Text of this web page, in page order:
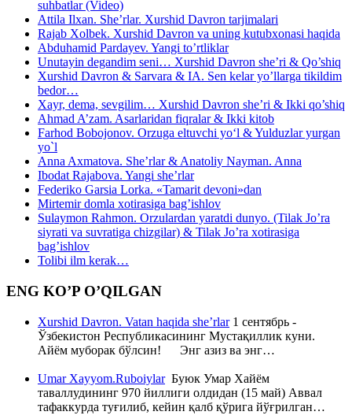
suhbatlar (Video)
Attila Ilxan. She’rlar. Xurshid Davron tarjimalari
Rajab Xolbek. Xurshid Davron va uning kutubxonasi haqida
Abduhamid Pardayev. Yangi to’rtliklar
Unutayin degandim seni… Xurshid Davron she’ri & Qo’shiq
Xurshid Davron & Sarvara & IA. Sen kelar yo’llarga tikildim
bedor…
Xayr, dema, sevgilim… Xurshid Davron she’ri & Ikki qo’shiq
Ahmad A’zam. Asarlaridan fiqralar & Ikki kitob
Farhod Bobojonov. Orzuga eltuvchi yo‘l & Yulduzlar yurgan
yo`l
Anna Axmatova. She’rlar & Anatoliy Nayman. Anna
Ibodat Rajabova. Yangi she’rlar
Federiko Garsia Lorka. «Tamarit devoni»dan
Mirtemir domla xotirasiga bag’ishlov
Sulaymon Rahmon. Orzulardan yaratdi dunyo. (Tilak Jo’ra
siyrati va suvratiga chizgilar) & Tilak Jo’ra xotirasiga
bag’ishlov
Tolibi ilm kerak…
ENG KO’P O’QILGAN
Xurshid Davron. Vatan haqida she’rlar1 сентябрь -
Ўзбекистон Республикасининг Мустақиллик куни.
Айём муборак бўлсин! Энг азиз ва энг…
Umar Xayyom.RuboiylarБуюк Умар Хайём
таваллудининг 970 йиллиги олдидан (15 май) Аввал
тафаккурда туғилиб, кейин қалб қўрига йўғрилган…